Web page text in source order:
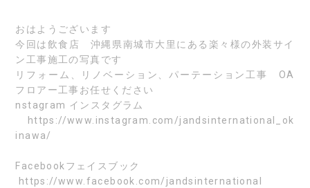
おはようございます
今回は飲食店 沖縄県南城市大里にある楽々様の外装サイ
ン工事施工の写真です
リフォーム、リノベーション、パーテーション工事 OA
フロアー工事お任せください
nstagram インスタグラム
https://www.instagram.com/jandsinternational_ok
inawa/
Facebookフェイスブック
https://www.facebook.com/jandsinternational